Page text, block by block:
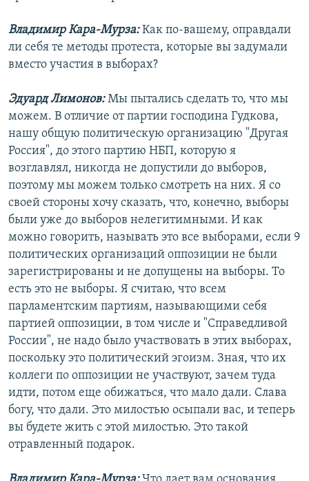
Владимир Кара-Мурза:Как по-вашему, оправдали
ли себя те методы протеста, которые вы задумали
вместо участия в выборах?
Эдуард Лимонов:Мы пытались сделать то, что мы
можем. В отличие от партии господина Гудкова,
нашу общую политическую организацию "Другая
Россия", до этого партию НБП, которую я
возглавлял, никогда не допустили до выборов,
поэтому мы можем только смотреть на них. Я со
своей стороны хочу сказать, что, конечно, выборы
были уже до выборов нелегитимными. И как
можно говорить, называть это все выборами, если 9
политических организаций оппозиции не были
зарегистрированы и не допущены на выборы. То
есть это не выборы. Я считаю, что всем
парламентским партиям, называющими себя
партией оппозиции, в том числе и "Справедливой
России", не надо было участвовать в этих выборах,
поскольку это политический эгоизм. Зная, что их
коллеги по оппозиции не участвуют, зачем туда
идти, потом еще обижаться, что мало дали. Слава
богу, что дали. Это милостью осыпали вас, и теперь
вы будете жить с этой милостью. Это такой
отравленный подарок.